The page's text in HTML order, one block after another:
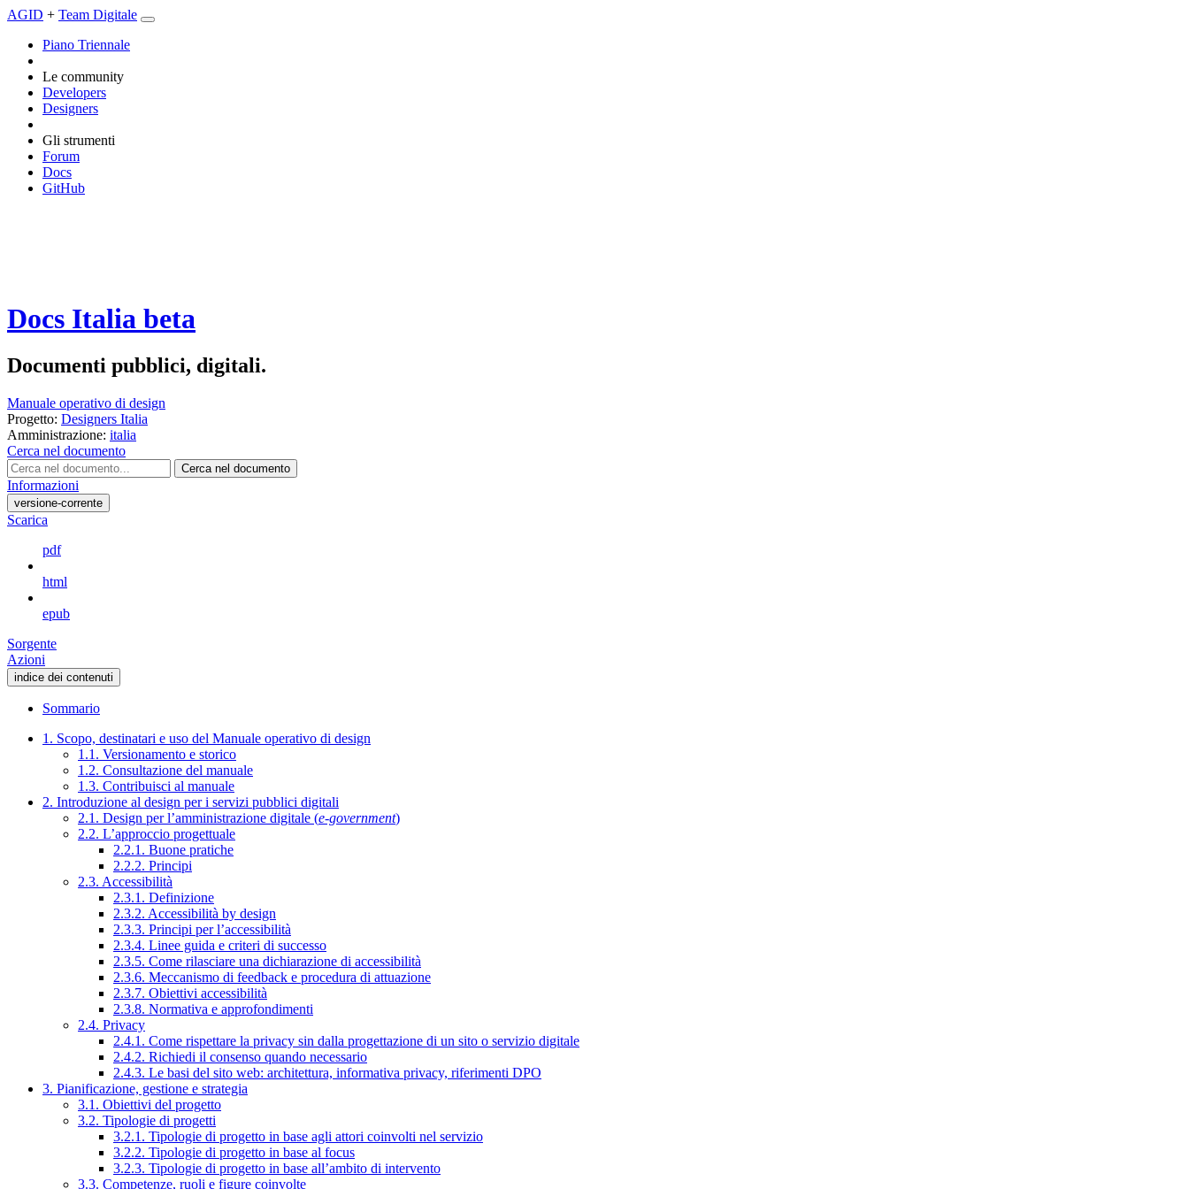
AGID + Team Digitale
Piano Triennale
Le community
Developers
Designers
Gli strumenti
Forum
Docs
GitHub
Docs Italia beta
Documenti pubblici, digitali.
Manuale operativo di design
Progetto: Designers Italia
Amministrazione: italia
Cerca nel documento
Cerca nel documento
Informazioni
versione-corrente
Scarica
pdf
html
epub
Sorgente
Azioni
indice dei contenuti
Sommario
1. Scopo, destinatari e uso del Manuale operativo di design
1.1. Versionamento e storico
1.2. Consultazione del manuale
1.3. Contribuisci al manuale
2. Introduzione al design per i servizi pubblici digitali
2.1. Design per l’amministrazione digitale (e-government)
2.2. L’approccio progettuale
2.2.1. Buone pratiche
2.2.2. Principi
2.3. Accessibilità
2.3.1. Definizione
2.3.2. Accessibilità by design
2.3.3. Principi per l’accessibilità
2.3.4. Linee guida e criteri di successo
2.3.5. Come rilasciare una dichiarazione di accessibilità
2.3.6. Meccanismo di feedback e procedura di attuazione
2.3.7. Obiettivi accessibilità
2.3.8. Normativa e approfondimenti
2.4. Privacy
2.4.1. Come rispettare la privacy sin dalla progettazione di un sito o servizio digitale
2.4.2. Richiedi il consenso quando necessario
2.4.3. Le basi del sito web: architettura, informativa privacy, riferimenti DPO
3. Pianificazione, gestione e strategia
3.1. Obiettivi del progetto
3.2. Tipologie di progetti
3.2.1. Tipologie di progetto in base agli attori coinvolti nel servizio
3.2.2. Tipologie di progetto in base al focus
3.2.3. Tipologie di progetto in base all’ambito di intervento
3.3. Competenze, ruoli e figure coinvolte